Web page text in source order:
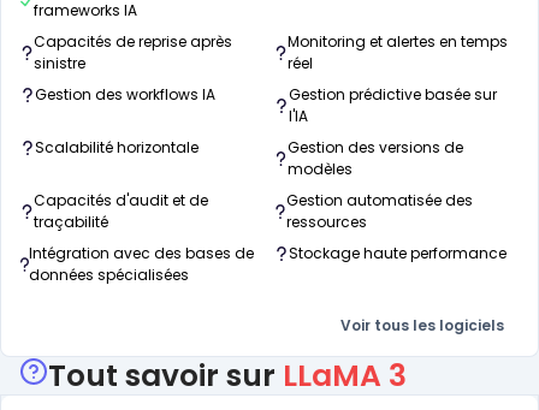
frameworks IA
Capacités de reprise après
sinistre
Monitoring et alertes en temps
réel
Gestion des workflows IA
Gestion prédictive basée sur
l'IA
Scalabilité horizontale
Gestion des versions de
modèles
Capacités d'audit et de
traçabilité
Gestion automatisée des
ressources
Intégration avec des bases de
données spécialisées
Stockage haute performance
Voir tous les logiciels
Tout savoir sur LLaMA 3